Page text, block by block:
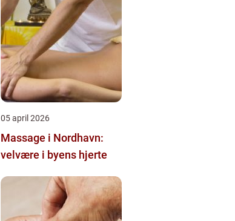
05 april 2026
Massage i Nordhavn:
velvære i byens hjerte